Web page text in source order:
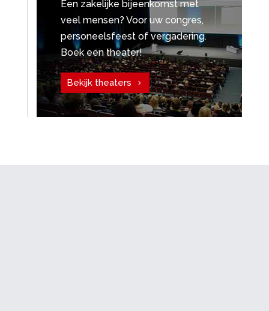
Een zakelijke bijeenkomst met
veel mensen? Voor uw congres,
personeelsfeest of vergadering.
Boek een theater!
Bekijk theaters